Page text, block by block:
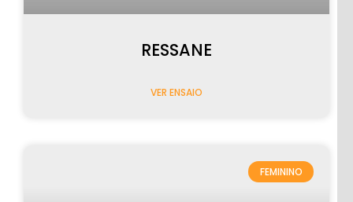
RESSANE
VER ENSAIO
FEMININO